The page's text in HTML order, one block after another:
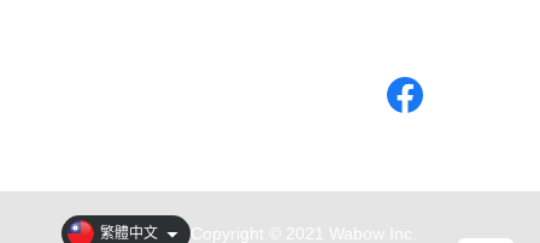
繁體中文 Copyright © 2021 Wabow Inc.